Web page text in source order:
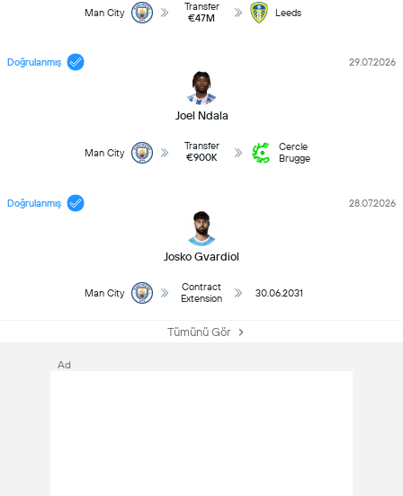
Man City
Transfer
€47M
Leeds
Doğrulanmış
Joel Ndala
29.07.2026
Man City
Transfer
€900K
Cercle
Brugge
Doğrulanmış
Josko Gvardiol
28.07.2026
Man City
Contract
Extension
30.06.2031
Tümünü Gör
Ad